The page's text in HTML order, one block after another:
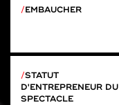
EMBAUCHER
STATUT
D'ENTREPRENEUR DU
SPECTACLE